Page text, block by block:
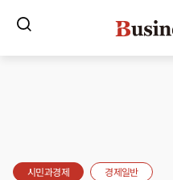
시민과경제 경제일반